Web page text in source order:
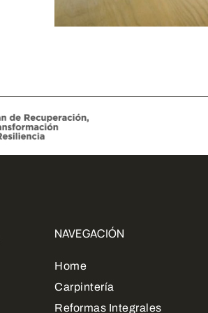
NAVEGACIÓN
Home
Carpintería
Reformas Integrales